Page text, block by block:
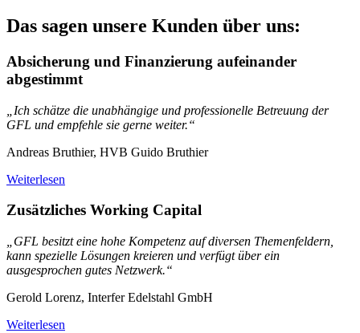
Das sagen unsere Kunden über uns:
Absicherung und Finanzierung aufeinander
abgestimmt
„Ich schätze die unabhängige und professionelle Betreuung der
GFL und empfehle sie gerne weiter.“
Andreas Bruthier, HVB Guido Bruthier
Weiterlesen
Zusätzliches Working Capital
„GFL besitzt eine hohe Kompetenz auf diversen Themenfeldern,
kann spezielle Lösungen kreieren und verfügt über ein
ausgesprochen gutes Netzwerk.“
Gerold Lorenz, Interfer Edelstahl GmbH
Weiterlesen